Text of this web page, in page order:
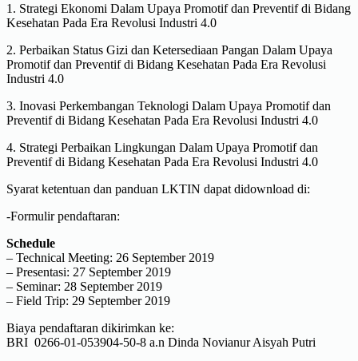
1. Strategi Ekonomi Dalam Upaya Promotif dan Preventif di Bidang
Kesehatan Pada Era Revolusi Industri 4.0
2. Perbaikan Status Gizi dan Ketersediaan Pangan Dalam Upaya
Promotif dan Preventif di Bidang Kesehatan Pada Era Revolusi
Industri 4.0
3. Inovasi Perkembangan Teknologi Dalam Upaya Promotif dan
Preventif di Bidang Kesehatan Pada Era Revolusi Industri 4.0
4. Strategi Perbaikan Lingkungan Dalam Upaya Promotif dan
Preventif di Bidang Kesehatan Pada Era Revolusi Industri 4.0
Syarat ketentuan dan panduan LKTIN dapat didownload di:
-Formulir pendaftaran:
Schedule
– Technical Meeting: 26 September 2019
– Presentasi: 27 September 2019
– Seminar: 28 September 2019
– Field Trip: 29 September 2019
Biaya pendaftaran dikirimkan ke:
BRI 0266-01-053904-50-8 a.n Dinda Novianur Aisyah Putri